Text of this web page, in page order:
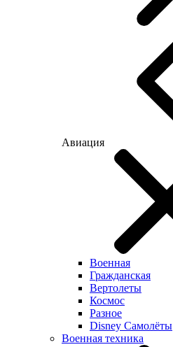
Авиация
Военная
Гражданская
Вертолеты
Космос
Разное
Disney Самолёты
Военная техника